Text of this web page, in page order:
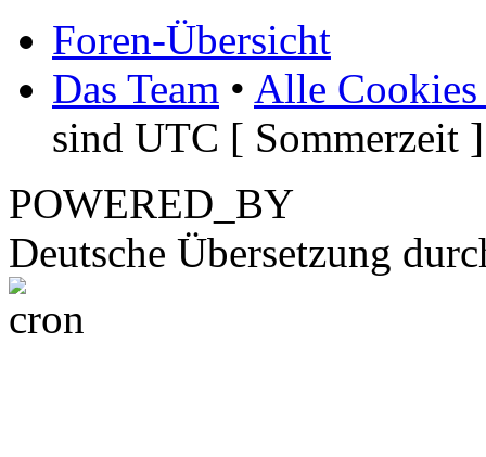
Foren-Übersicht
Das Team • Alle Cookies
sind UTC [ Sommerzeit ]
POWERED_BY
Deutsche Übersetzung